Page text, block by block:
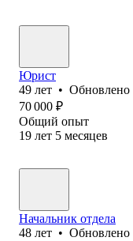
Юрист
49 лет • Обновлено
70 000 ₽
Общий опыт
19 лет 5 месяцев
Начальник отдела
48 лет • Обновлено